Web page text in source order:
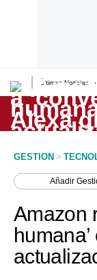
Últimas Noticias
Lo último
Peru Quiosco
Economía
Mercados
GESTION >
Añadir
Amazon